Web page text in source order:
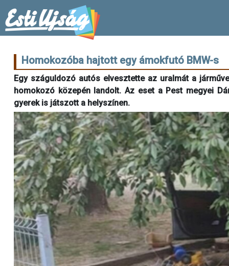
Homokozóba hajtott egy ámokfutó BMW-s
Egy száguldozó autós elvesztette az uralmát a
homokozó közepén landolt. Az eset a Pest megyei
gyerek is játszott a helyszínen.